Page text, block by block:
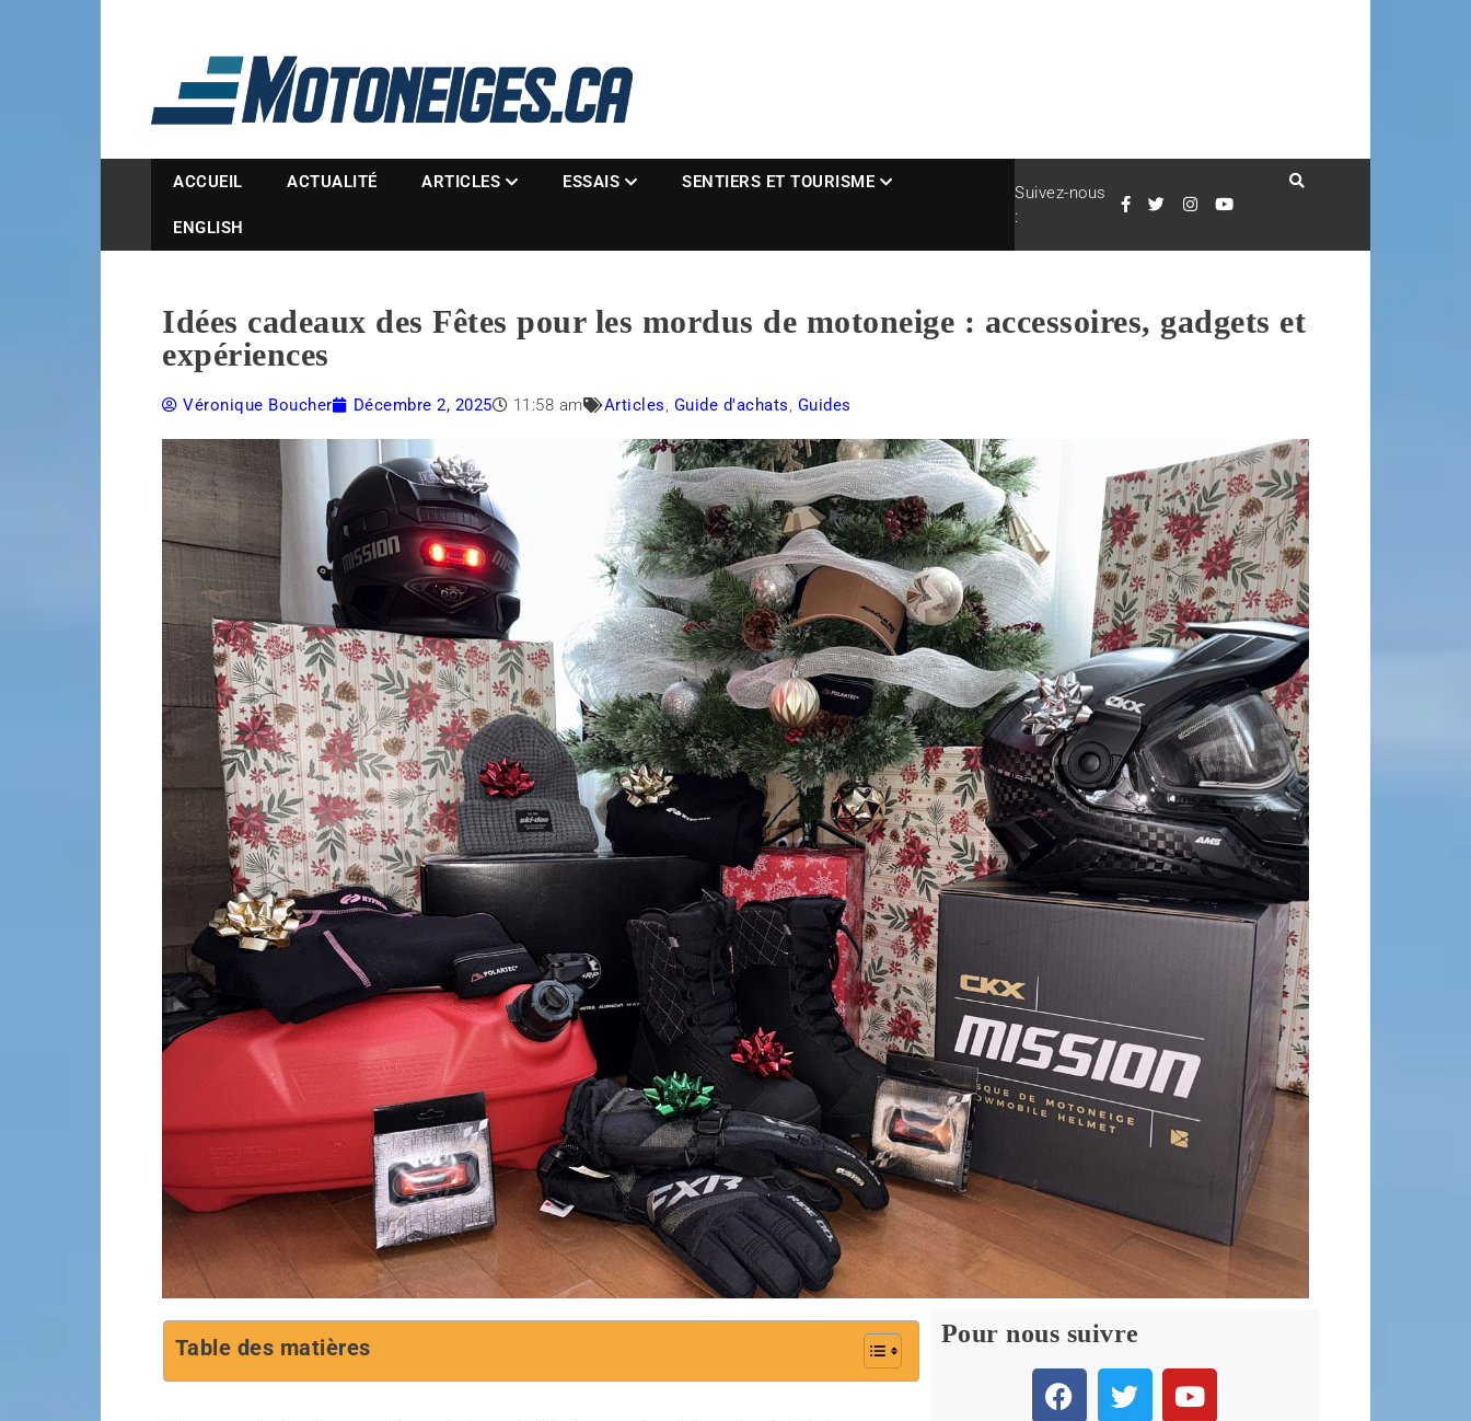
Magazine Motoneiges.ca
ACCUEIL ACTUALITÉ ARTICLES ESSAIS SENTIERS ET TOURISME
ENGLISH
Suivez-nous
:
Idées cadeaux des Fêtes pour les mordus de motoneige : accessoires, gadgets et
expériences
Véronique Boucher Décembre 2, 2025 11:58 am Articles, Guide d'achats, Guides
Table des matières Pour nous suivre